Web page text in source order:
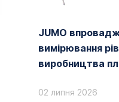
JUMO
вимірювання
виробництва
02 липня 2026